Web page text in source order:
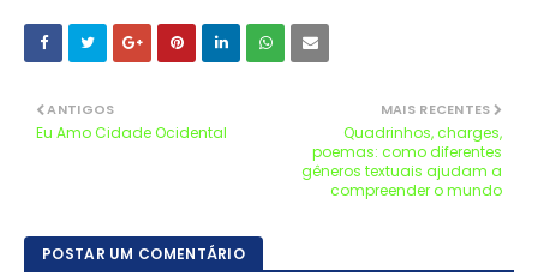
MAIS RECENTES
Quadrinhos, charges,
poemas: como diferentes
gêneros textuais ajudam a
compreender o mundo
ANTIGOS
Eu Amo Cidade Ocidental
POSTAR UM COMENTÁRIO